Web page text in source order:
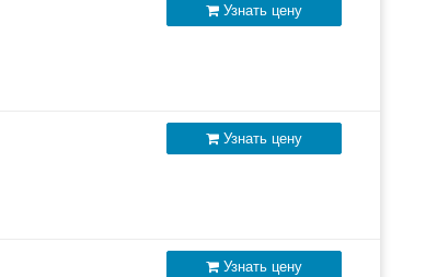
Узнать цену
Узнать цену
Узнать цену